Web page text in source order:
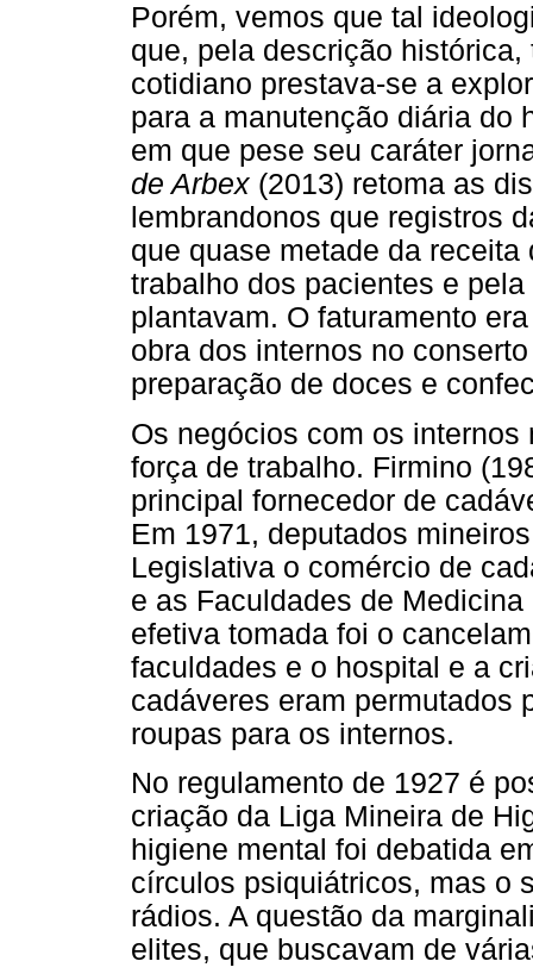
Porém, vemos que tal
que, pela descrição
cotidiano prestava-se a
para a manutenção diária do
em que pese seu caráter
de Arbex (2013) retoma as
lembrandonos que registros
que quase metade da
trabalho dos pacientes e
plantavam. O faturamento
obra dos internos no
preparação de doces e
Os negócios com os
força de trabalho. Firmino
principal fornecedor de
Em 1971, deputados
Legislativa o comércio de
e as Faculdades de
efetiva tomada foi o
faculdades e o hospital e a
cadáveres eram permutados
roupas para os internos.
No regulamento de 1927 é
criação da Liga Mineira de
higiene mental foi debatida
círculos psiquiátricos, mas o
rádios. A questão da
elites, que buscavam de